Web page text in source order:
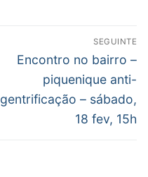
SEGUINTE
Next
Encontro no bairro –
piquenique anti-
gentrificação – sábado,
18 fev, 15h